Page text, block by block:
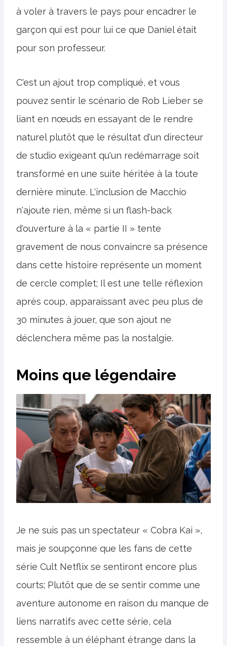
à voler à travers le pays pour encadrer le
garçon qui est pour lui ce que Daniel était
pour son professeur.
C'est un ajout trop compliqué, et vous
pouvez sentir le scénario de Rob Lieber se
liant en nœuds en essayant de le rendre
naturel plutôt que le résultat d'un directeur
de studio exigeant qu'un redémarrage soit
transformé en une suite héritée à la toute
dernière minute. L'inclusion de Macchio
n'ajoute rien, même si un flash-back
d'ouverture à la « partie II » tente
gravement de nous convaincre sa présence
dans cette histoire représente un moment
de cercle complet; Il est une telle réflexion
après coup, apparaissant avec peu plus de
30 minutes à jouer, que son ajout ne
déclenchera même pas la nostalgie.
Moins que légendaire
Je ne suis pas un spectateur « Cobra Kai »,
mais je soupçonne que les fans de cette
série Cult Netflix se sentiront encore plus
courts; Plutôt que de se sentir comme une
aventure autonome en raison du manque de
liens narratifs avec cette série, cela
ressemble à un éléphant étrange dans la